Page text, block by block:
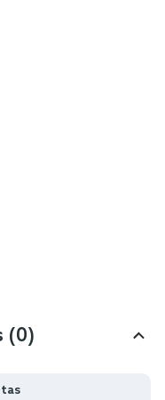
(0)